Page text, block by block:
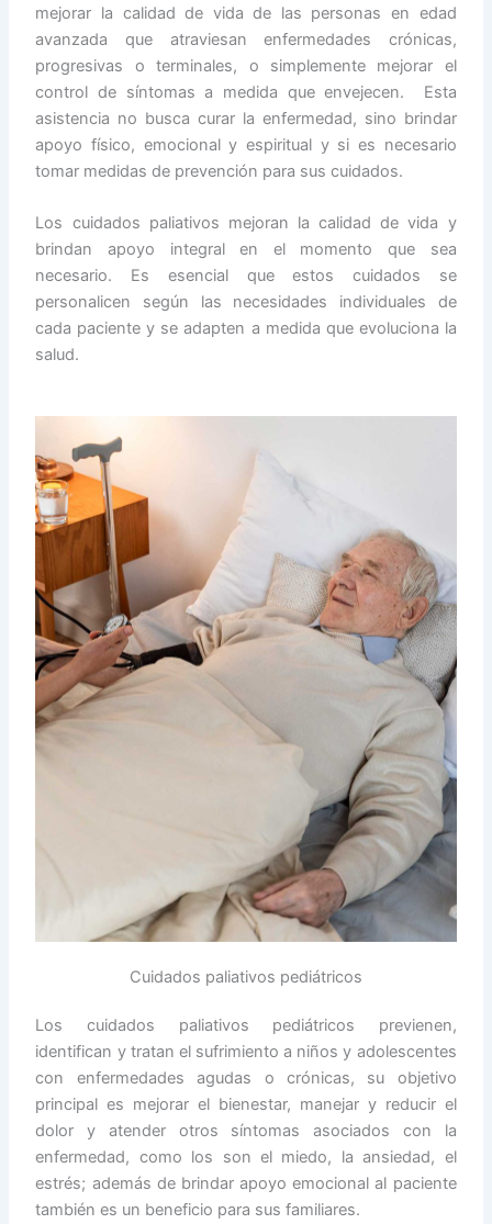
mejorar la calidad de vida de las personas en edad
avanzada que atraviesan enfermedades crónicas,
progresivas o terminales, o simplemente mejorar el
control de síntomas a medida que envejecen. Esta
asistencia no busca curar la enfermedad, sino brindar
apoyo físico, emocional y espiritual y si es necesario
tomar medidas de prevención para sus cuidados.
Los cuidados paliativos mejoran la calidad de vida y
brindan apoyo integral en el momento que sea
necesario. Es esencial que estos cuidados se
personalicen según las necesidades individuales de
cada paciente y se adapten a medida que evoluciona la
salud.
Cuidados paliativos pediátricos
Los cuidados paliativos pediátricos previenen,
identifican y tratan el sufrimiento a niños y adolescentes
con enfermedades agudas o crónicas, su objetivo
principal es mejorar el bienestar, manejar y reducir el
dolor y atender otros síntomas asociados con la
enfermedad, como los son el miedo, la ansiedad, el
estrés; además de brindar apoyo emocional al paciente
también es un beneficio para sus familiares.